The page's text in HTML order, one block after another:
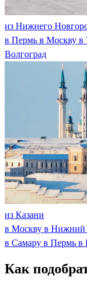
из Нижнего
в Пермь в Москву в
Волгоград
из Казани
в Москву в Нижний
в Самару в Пермь в
Как